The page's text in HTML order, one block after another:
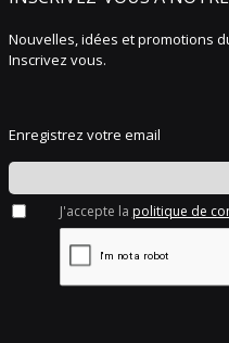
Nouvelles, idées et promotions
Inscrivez vous.
Enregistrez votre email
J'accepte la politique de